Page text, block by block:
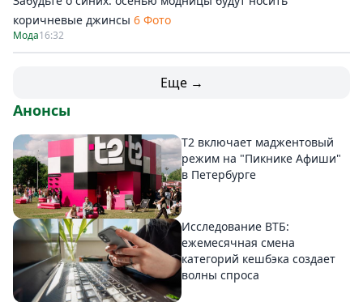
коричневые джинсы 6 Фото
Мода16:32
Еще →
Анонсы
Т2 включает маджентовый
режим на "Пикнике Афиши"
в Петербурге
Исследование ВТБ:
ежемесячная смена
категорий кешбэка создает
волны спроса